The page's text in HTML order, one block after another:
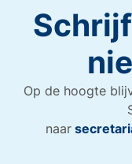
Op de hoogte
naar